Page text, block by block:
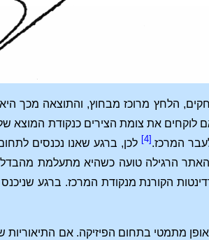
הלחץ מרוכז מבחוץ, והתוצאה מכך היא
לוקחים את צומת הצירים כנקודת המוצא
המרכז. [4]
לכן, ברגע שאנו נכנסים
האתר הרגילה טועה כשהיא מתעלמת
הקורנת מנקודת המרכז. ברגע
מתמטי בתחום הפיזיקה. אם התיאוריות